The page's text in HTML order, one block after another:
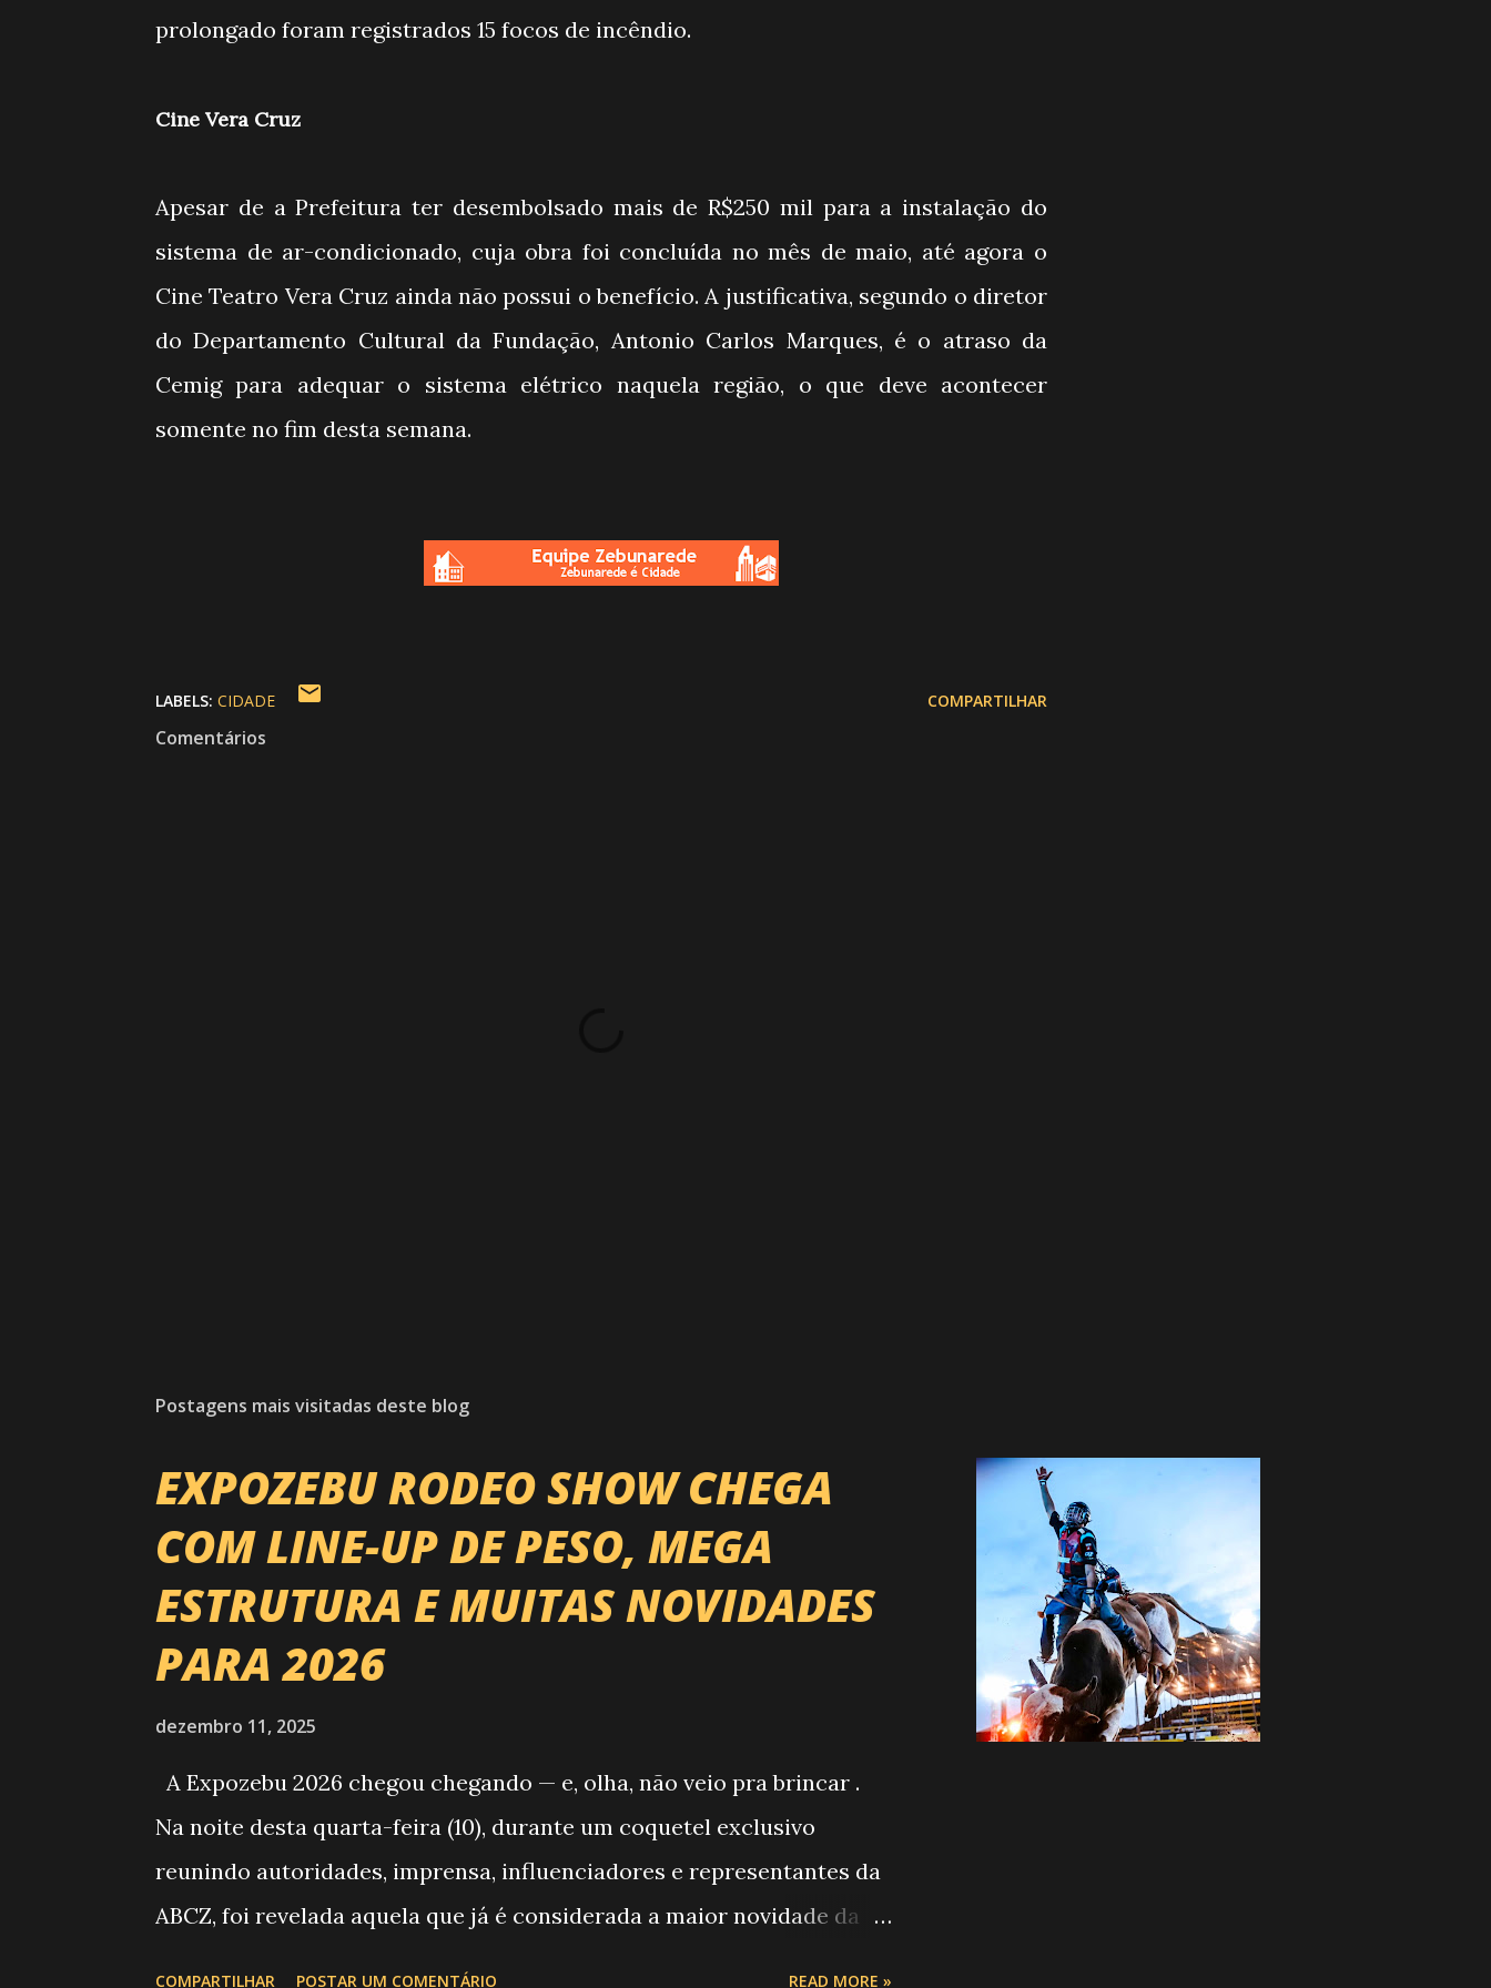
prolongado foram registrados 15 focos de incêndio.
Cine Vera Cruz
Apesar de a Prefeitura ter desembolsado mais de R$250 mil para a instalação do
sistema de ar-condicionado, cuja obra foi concluída no mês de maio, até agora o
Cine Teatro Vera Cruz ainda não possui o benefício. A justificativa, segundo o diretor
do Departamento Cultural da Fundação, Antonio Carlos Marques, é o atraso da
Cemig para adequar o sistema elétrico naquela região, o que deve acontecer
somente no fim desta semana.
LABELS: CIDADE COMPARTILHAR
Comentários
Postagens mais visitadas deste blog
EXPOZEBU RODEO SHOW CHEGA
COM LINE-UP DE PESO, MEGA
ESTRUTURA E MUITAS NOVIDADES
PARA 2026
dezembro 11, 2025
A Expozebu 2026 chegou chegando — e, olha, não veio pra brincar .
Na noite desta quarta-feira (10), durante um coquetel exclusivo
reunindo autoridades, imprensa, influenciadores e representantes da
ABCZ, foi revelada aquela que já é considerada a maior novidade da
COMPARTILHAR POSTAR UM COMENTÁRIO READ MORE »